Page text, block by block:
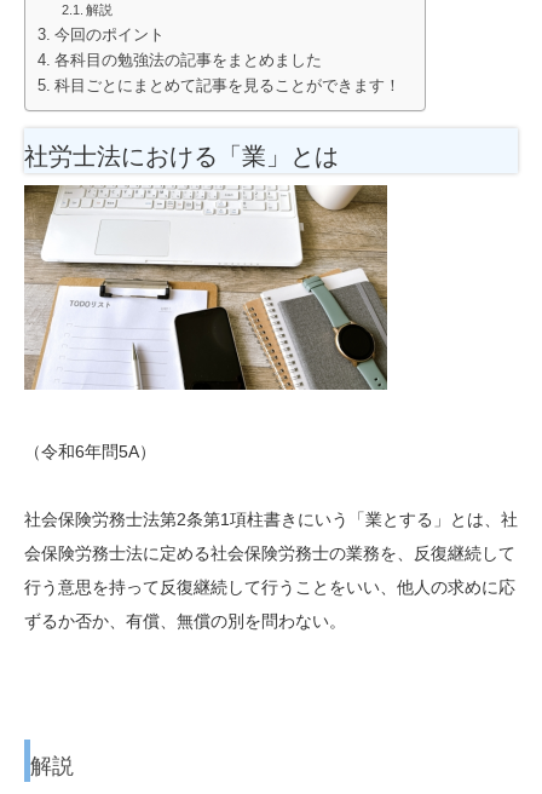
解説
今回のポイント
各科目の勉強法の記事をまとめました
科目ごとにまとめて記事を見ることができます！
社労士法における「業」とは
（令和6年問5A）
社会保険労務士法第2条第1項柱書きにいう「業とする」とは、社
会保険労務士法に定める社会保険労務士の業務を、反復継続して
行う意思を持って反復継続して行うことをいい、他人の求めに応
ずるか否か、有償、無償の別を問わない。
解説